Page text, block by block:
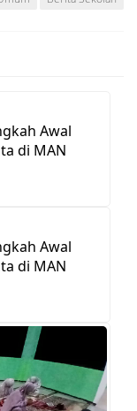
Awal
di MAN
Awal
di MAN